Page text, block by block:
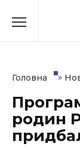
до
Культура
Освіта
Головна »
родин